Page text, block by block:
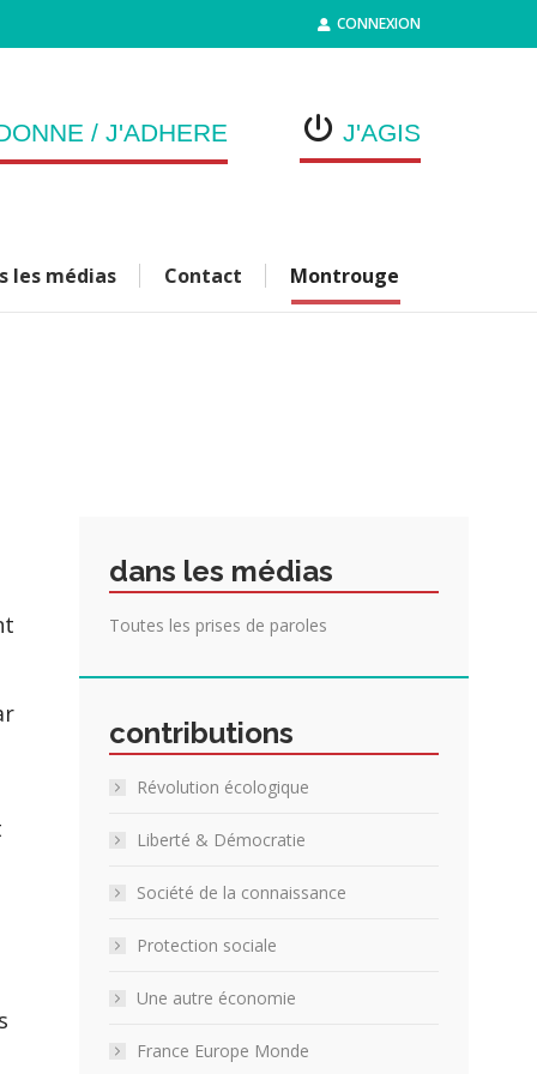
CONNEXION
/ J'ADHERE J'AGIS
les médias Contact Montrouge
dans les médias
Toutes les prises de paroles
contributions
Révolution écologique
Liberté & Démocratie
Société de la connaissance
Protection sociale
Une autre économie
France Europe Monde